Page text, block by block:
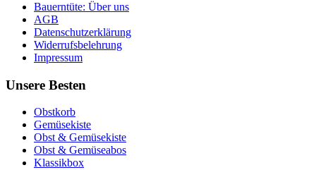
Bauerntüte: Über uns
AGB
Datenschutzerklärung
Widerrufsbelehrung
Impressum
Unsere Besten
Obstkorb
Gemüsekiste
Obst & Gemüsekiste
Obst & Gemüseabos
Klassikbox